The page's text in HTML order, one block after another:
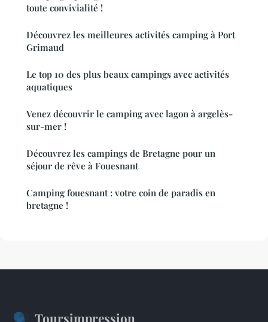
toute convivialité !
Découvrez les meilleures activités camping à Port
Grimaud
Le top 10 des plus beaux campings avec activités
aquatiques
Venez découvrir le camping avec lagon à argelès-
sur-mer !
Découvrez les campings de Bretagne pour un
séjour de rêve à Fouesnant
Camping fouesnant : votre coin de paradis en
bretagne !
Toursimpression